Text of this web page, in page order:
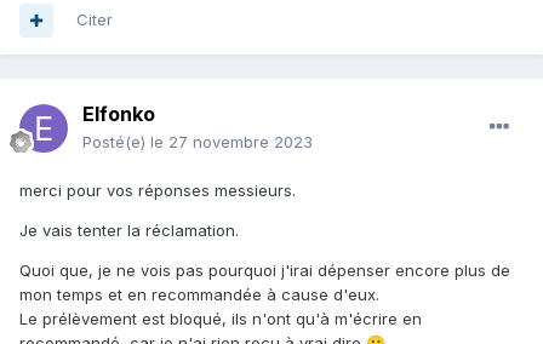
Citer
Elfonko
Posté(e) le 27 novembre 2023
merci pour vos réponses messieurs.
Je vais tenter la réclamation.
Quoi que, je ne vois pas pourquoi j'irai dépenser encore plus de
mon temps et en recommandée à cause d'eux.
Le prélèvement est bloqué, ils n'ont qu'à m'écrire en